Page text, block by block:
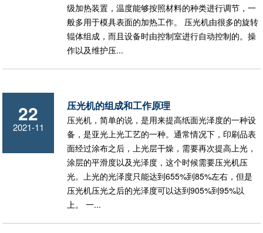
级加热装置，温度能够按照材料的种类进行调节，一
般多用于模具表面的加热工作。 压光机由很多的旋转
辊体组成，而且设备时由控制室进行自动控制的。操
作以及维护压...
22
2021-11
压光机的组成和工作原理
压光机，简单的说，是用来提高纸面光泽度的一种设
备，是亚光上光工艺的一种。通常情况下，印刷品表
面经过涂布之后，上光层干燥，需要再次提高上光，
涂层的平滑度以及光泽度，这个时候需要压光机压
光。上光的光泽度只能达到655%到85%左右，但是
压光机压光之后的光泽度可以达到905%到95%以
上。 一...